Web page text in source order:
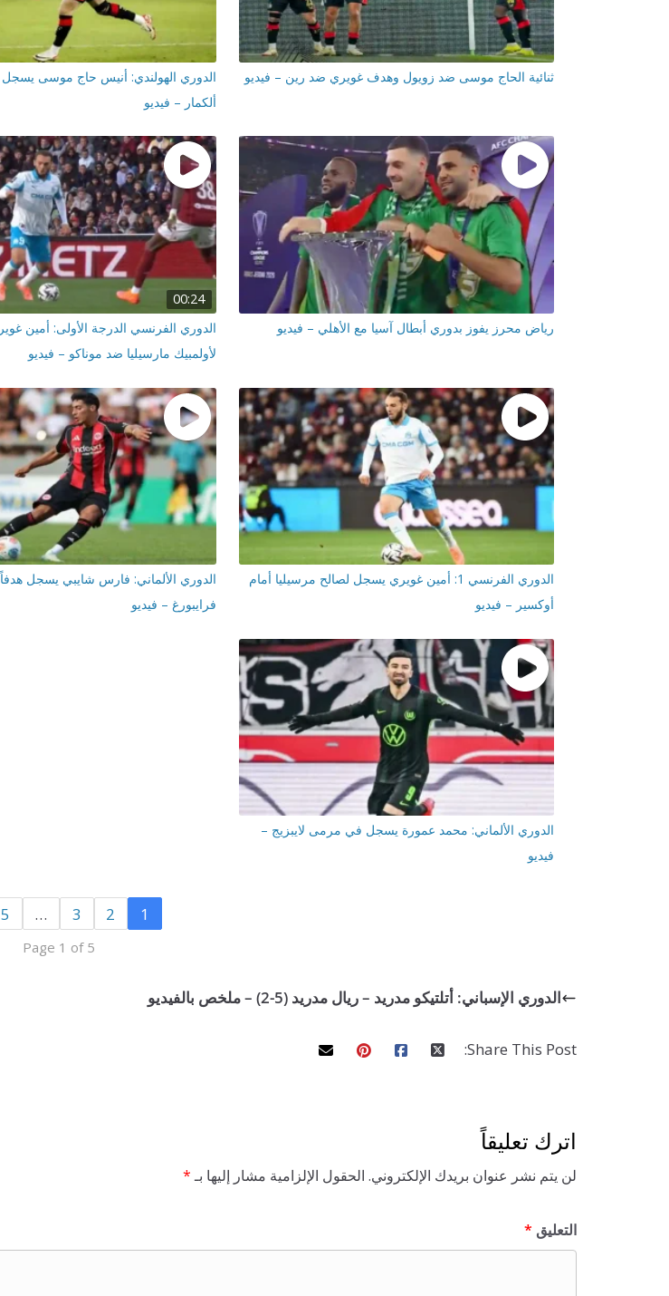
ثنائية الحاج موسى ضد زويول وهدف غويري ضد رين – فيديو
الدوري الهولندي: أنيس حاج موسى
ألكمار – فيديو
رياض محرز يفوز بدوري أبطال آسيا مع الأهلي – فيديو
00:24
الدوري الفرنسي الدرجة الأولى: أمين
لأولمبيك مارسيليا ضد موناكو – فيديو
الدوري الفرنسي 1: أمين غويري يسجل لصالح مرسيليا أمام
أوكسير – فيديو
الدوري الألماني: فارس شايبي يسجل
فرايبورغ – فيديو
الدوري الألماني: محمد عمورة يسجل في مرمى لايبزيج –
فيديو
1
2
3
…
5
Page 1 of 5
الدوري الإسباني: أتلتيكو مدريد – ريال مدريد (5-2) – ملخص بالفيديو
Share This Post:
اترك تعليقاً
لن يتم نشر عنوان بريدك الإلكتروني. الحقول الإلزامية مشار إليها بـ*
التعليق *